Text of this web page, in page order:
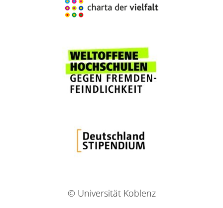
© Universität Koblenz